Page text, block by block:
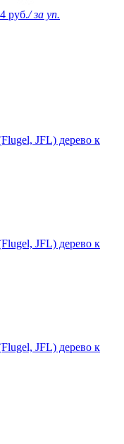
руб./ за уп.
JFL) дерево к
JFL) дерево к
JFL) дерево к